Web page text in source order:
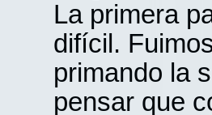
La primera
difícil.
primando la
pensar que